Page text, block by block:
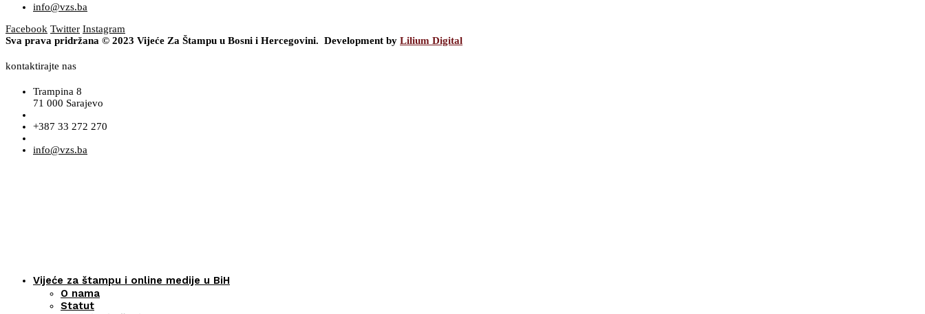
info@vzs.ba
Facebook Twitter Instagram
Sva prava pridržana © 2023 Vijeće Za Štampu u Bosni i Hercegovini. Development by Lilium Digital
kontaktirajte nas
Trampina 8
71 000 Sarajevo
+387 33 272 270
info@vzs.ba
Vijeće za štampu i online medije u BiH
O nama
Statut